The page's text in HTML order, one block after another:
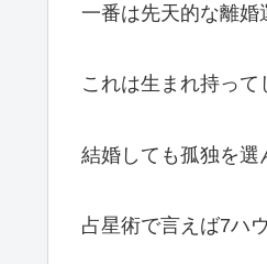
一番は先天的な離婚
これは生まれ持って
結婚しても孤独を選
占星術で言えば7ハ